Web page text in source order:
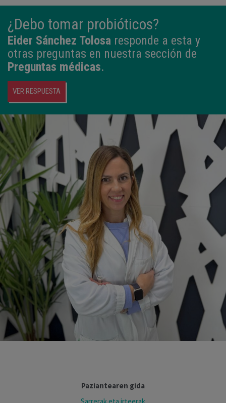
¿Debo tomar probióticos?
Eider Sánchez Tolosa responde a esta y
otras preguntas en nuestra sección de
Preguntas médicas.
VER RESPUESTA
Paziantearen gida